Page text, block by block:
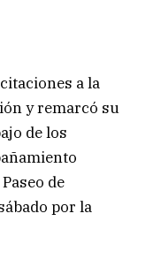
a la
y remarcó su
de los
de
por la